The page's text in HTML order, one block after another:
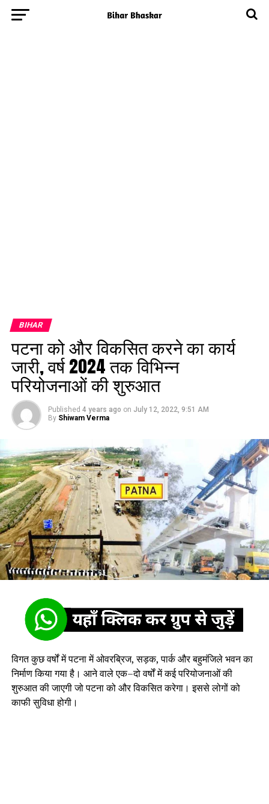
BIHAR
पटना को और विकसित करने का कार्य
जारी, वर्ष 2024 तक विभिन्न
परियोजनाओं की शुरुआत
Published 4 years ago on July 12, 2022, 9:51 AM
By Shiwam Verma
विगत कुछ वर्षों में पटना में ओवरब्रिज, सड़क, पार्क और बहुमंजिले भवन का
निर्माण किया गया है। आने वाले एक–दो वर्षों में कई परियोजनाओं की
शुरुआत की जाएगी जो पटना को और विकसित करेगा। इससे लोगों को
काफी सुविधा होगी।